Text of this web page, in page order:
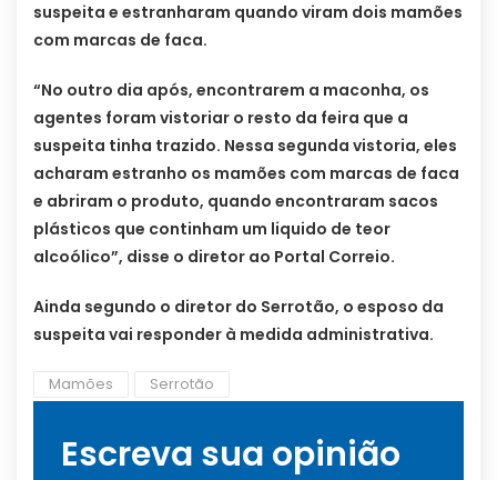
suspeita e estranharam quando viram dois mamões
com marcas de faca.
“No outro dia após, encontrarem a maconha, os
agentes foram vistoriar o resto da feira que a
suspeita tinha trazido. Nessa segunda vistoria, eles
acharam estranho os mamões com marcas de faca
e abriram o produto, quando encontraram sacos
plásticos que continham um liquido de teor
alcoólico”, disse o diretor ao Portal Correio.
Ainda segundo o diretor do Serrotão, o esposo da
suspeita vai responder à medida administrativa.
Mamões Serrotão
Escreva sua opinião